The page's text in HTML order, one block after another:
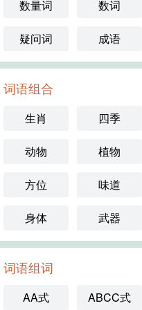
数量词 数词
疑问词 成语
词语组合
生肖 四季
动物 植物
方位 味道
身体 武器
词语组词
AA式 ABCC式